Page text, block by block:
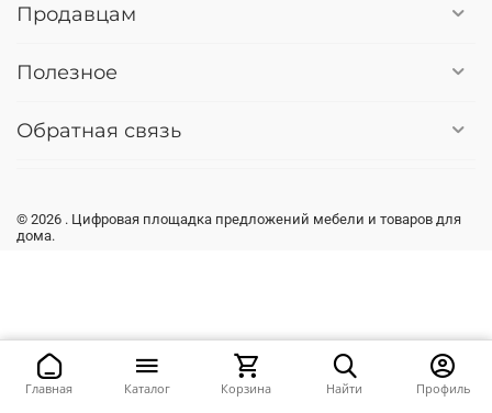
Продавцам
Полезное
Обратная связь
© 2026 . Цифровая площадка предложений мебели и товаров для
дома.
Главная Каталог Найти
Корзина Профиль